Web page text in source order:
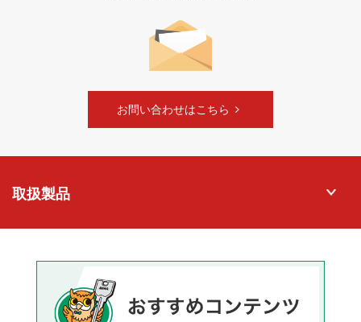
お問い合わせはこちら
取扱製品